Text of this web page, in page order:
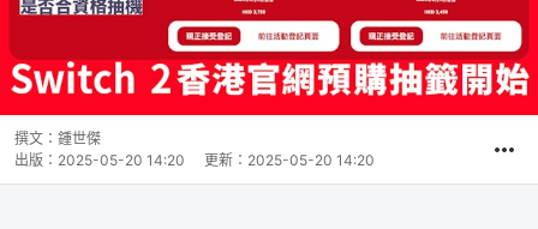
撰文： 鍾世傑
出版： 2025-05-20 14:20 更新： 2025-05-20 14:20